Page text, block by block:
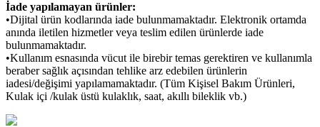
İade yapılamayan ürünler:
•Dijital ürün kodlarında iade bulunmamaktadır. Elektronik ortamda
anında iletilen hizmetler veya teslim edilen ürünlerde iade
bulunmamaktadır.
•Kullanım esnasında vücut ile birebir temas gerektiren ve kullanımla
beraber sağlık açısından tehlike arz edebilen ürünlerin
iadesi/değişimi yapılamamaktadır. (Tüm Kişisel Bakım Ürünleri,
Kulak içi /kulak üstü kulaklık, saat, akıllı bileklik vb.)